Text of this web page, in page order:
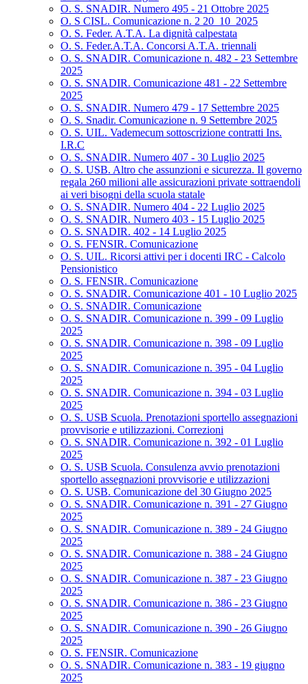
O. S. SNADIR. Numero 495 - 21 Ottobre 2025
O. S CISL. Comunicazione n. 2 20_10_2025
O. S. Feder. A.T.A. La dignità calpestata
O. S. Feder.A.T.A. Concorsi A.T.A. triennali
O. S. SNADIR. Comunicazione n. 482 - 23 Settembre
2025
O. S. SNADIR. Comunicazione 481 - 22 Settembre
2025
O. S. SNADIR. Numero 479 - 17 Settembre 2025
O. S. Snadir. Comunicazione n. 9 Settembre 2025
O. S. UIL. Vademecum sottoscrizione contratti Ins.
I.R.C
O. S. SNADIR. Numero 407 - 30 Luglio 2025
O. S. USB. Altro che assunzioni e sicurezza. Il governo
regala 260 milioni alle assicurazioni private sottraendoli
ai veri bisogni della scuola statale
O. S. SNADIR. Numero 404 - 22 Luglio 2025
O. S. SNADIR. Numero 403 - 15 Luglio 2025
O. S. SNADIR. 402 - 14 Luglio 2025
O. S. FENSIR. Comunicazione
O. S. UIL. Ricorsi attivi per i docenti IRC - Calcolo
Pensionistico
O. S. FENSIR. Comunicazione
O. S. SNADIR. Comunicazione 401 - 10 Luglio 2025
O. S. SNADIR. Comunicazione
O. S. SNADIR. Comunicazione n. 399 - 09 Luglio
2025
O. S. SNADIR. Comunicazione n. 398 - 09 Luglio
2025
O. S. SNADIR. Comunicazione n. 395 - 04 Luglio
2025
O. S. SNADIR. Comunicazione n. 394 - 03 Luglio
2025
O. S. USB Scuola. Prenotazioni sportello assegnazioni
provvisorie e utilizzazioni. Correzioni
O. S. SNADIR. Comunicazione n. 392 - 01 Luglio
2025
O. S. USB Scuola. Consulenza avvio prenotazioni
sportello assegnazioni provvisorie e utilizzazioni
O. S. USB. Comunicazione del 30 Giugno 2025
O. S. SNADIR. Comunicazione n. 391 - 27 Giugno
2025
O. S. SNADIR. Comunicazione n. 389 - 24 Giugno
2025
O. S. SNADIR. Comunicazione n. 388 - 24 Giugno
2025
O. S. SNADIR. Comunicazione n. 387 - 23 Giugno
2025
O. S. SNADIR. Comunicazione n. 386 - 23 Giugno
2025
O. S. SNADIR. Comunicazione n. 390 - 26 Giugno
2025
O. S. FENSIR. Comunicazione
O. S. SNADIR. Comunicazione n. 383 - 19 giugno
2025